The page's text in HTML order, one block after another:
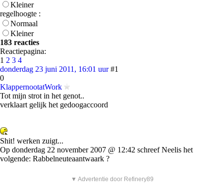
Kleiner
regelhoogte :
Normaal
Kleiner
183 reacties
Reactiepagina:
1 2 3 4
donderdag 23 juni 2011, 16:01 uur #1
0
KlappernootatWork
Tot mijn strot in het genot..
verklaart gelijk het gedoogaccoord
Shit! werken zuigt...
Op donderdag 22 november 2007 @ 12:42 schreef Neelis het
volgende: Rabbelneuteaantwaark ?
▼ Advertentie door Refinery89